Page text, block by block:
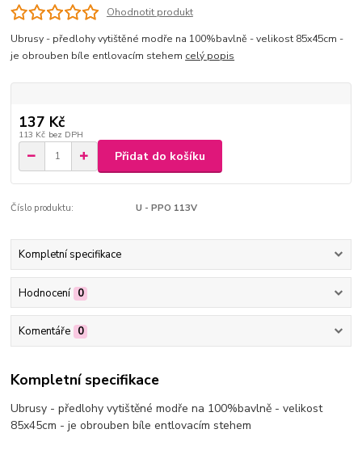
Ohodnotit produkt
Ubrusy - předlohy vytištěné modře na 100%bavlně - velikost 85x45cm -
je obrouben bíle entlovacím stehem celý popis
137 Kč
113 Kč bez DPH
Přidat do košíku
Číslo produktu: U - PPO 113V
Kompletní specifikace
Hodnocení 0
Komentáře 0
Kompletní specifikace
Ubrusy - předlohy vytištěné modře na 100%bavlně - velikost
85x45cm - je obrouben bíle entlovacím stehem